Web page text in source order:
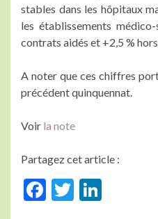
stables dans les hôpitaux
les établissements
contrats aidés et +2,5 %
A noter que ces chiffres
précédent quinquennat.
Voir la note
Partagez cet article :
F
T